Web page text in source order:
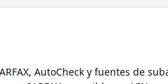
AutoCheck y fuentes de